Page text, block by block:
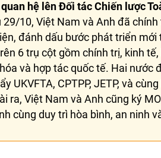
hệ lên Đối tác Chiến lược
10, Việt Nam và Anh đã
đánh dấu bước phát triển
6 trụ cột gồm chính trị, kinh
và hợp tác quốc tế. Hai nước
UKVFTA, CPTPP, JETP, và
ra, Việt Nam và Anh cũng ký
cùng duy trì hòa bình, an ninh